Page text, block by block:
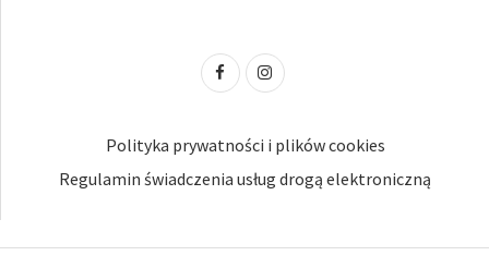
Polityka prywatności i plików cookies
Regulamin świadczenia usług drogą elektroniczną